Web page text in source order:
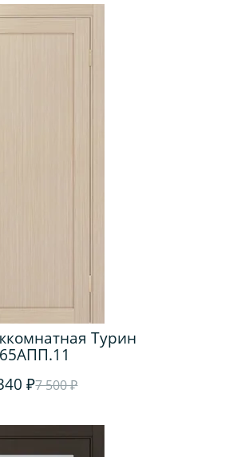
Турин
₽7 500 ₽